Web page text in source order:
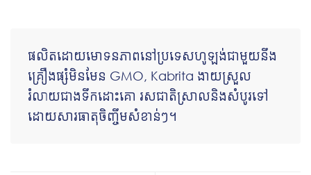
ផលិតដោយមោទនភាពនៅប្រទេសហូឡង់ជាមួយនឹង
គ្រឿងផ្សំមិនមែន GMO, Kabrita ងាយស្រួល
រំលាយជាងទឹកដោះគោ រសជាតិស្រាលនិងសំបូរទៅ
ដោយសារធាតុចិញ្ចឹមសំខាន់ៗ។